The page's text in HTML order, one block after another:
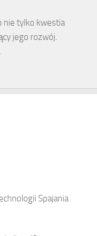
nie tylko kwestia
jego rozwój.
Spajania